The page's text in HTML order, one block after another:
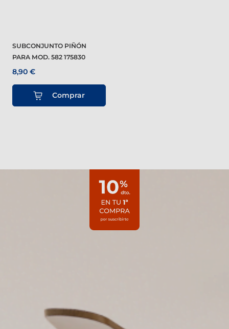
SUBCONJUNTO PIÑÓN
PARA MOD. 582 175830
8,90 €
Comprar